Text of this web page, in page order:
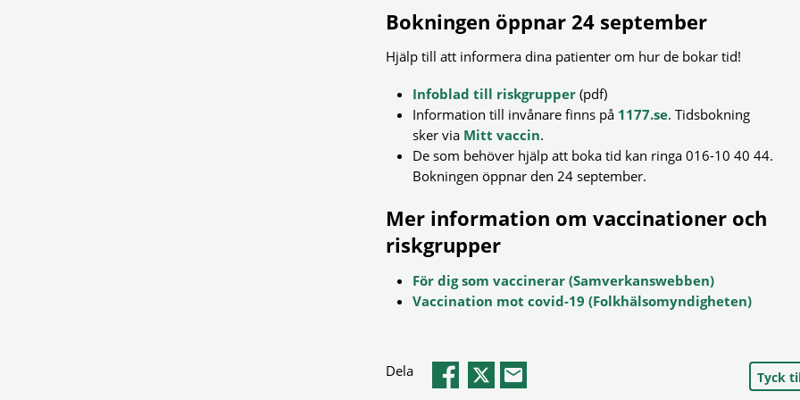
Bokningen öppnar 24 september
Hjälp till att informera dina patienter om hur de bokar tid!
Infoblad till riskgrupper (pdf)
Information till invånare finns på 1177.se. Tidsbokning
sker via Mitt vaccin.
De som behöver hjälp att boka tid kan ringa 016-10 40 44.
Bokningen öppnar den 24 september.
Mer information om vaccinationer och
riskgrupper
För dig som vaccinerar (Samverkanswebben)
Vaccination mot covid-19 (Folkhälsomyndigheten)
Dela Tyck